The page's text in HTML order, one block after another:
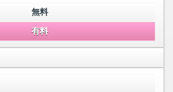
無料
有料